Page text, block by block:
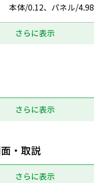
本体/0.12、パネル/4.98
さらに表示
さらに表示
・取説
さらに表示